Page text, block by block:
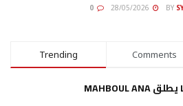
BY
Trending Comments